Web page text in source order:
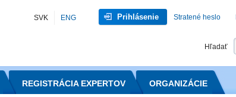
SVK ENG Prihlásenie Stratené heslo
Hľadať
REGISTRÁCIA EXPERTOV ORGANIZÁCIE